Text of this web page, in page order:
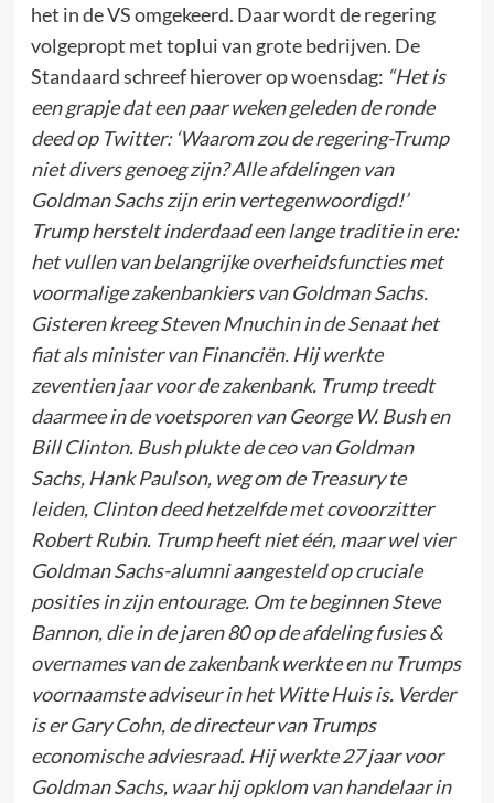
het in de VS omgekeerd. Daar wordt de regering
volgepropt met toplui van grote bedrijven. De
Standaard schreef hierover op woensdag: “Het is
een grapje dat een paar weken geleden de ronde
deed op Twitter: ‘Waarom zou de regering-Trump
niet divers genoeg zijn? Alle afdelingen van
Goldman Sachs zijn erin vertegenwoordigd!’
Trump herstelt inderdaad een lange traditie in ere:
het vullen van belangrijke overheidsfuncties met
voormalige zakenbankiers van Goldman Sachs.
Gisteren kreeg Steven Mnuchin in de Senaat het
fiat als ­minister van Financiën. Hij werkte
zeventien jaar voor de zakenbank. Trump treedt
daarmee in de voetsporen van George W. Bush en
Bill Clinton. Bush plukte de ceo van Goldman
Sachs, Hank Paulson, weg om de Treasury te
leiden, Clinton deed hetzelfde met covoorzitter
Robert Rubin. Trump heeft niet één, maar wel vier
Goldman Sachs-alumni aangesteld op cruciale
posities in zijn entourage. Om te beginnen Steve
Bannon, die in de jaren 80 op de afdeling fusies &
overnames van de zakenbank werkte en nu Trumps
voornaamste adviseur in het Witte Huis is. Verder
is er Gary Cohn, de directeur van Trumps
economische adviesraad. Hij werkte 27 jaar voor
Goldman Sachs, waar hij opklom van handelaar in